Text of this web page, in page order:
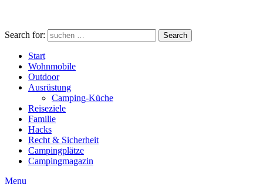
Search for: Search
Start
Wohnmobile
Outdoor
Ausrüstung
Camping-Küche
Reiseziele
Familie
Hacks
Recht & Sicherheit
Campingplätze
Campingmagazin
Menu